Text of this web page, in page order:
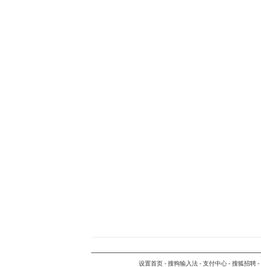
设置首页 - 搜狗输入法 - 支付中心 - 搜狐招聘 -